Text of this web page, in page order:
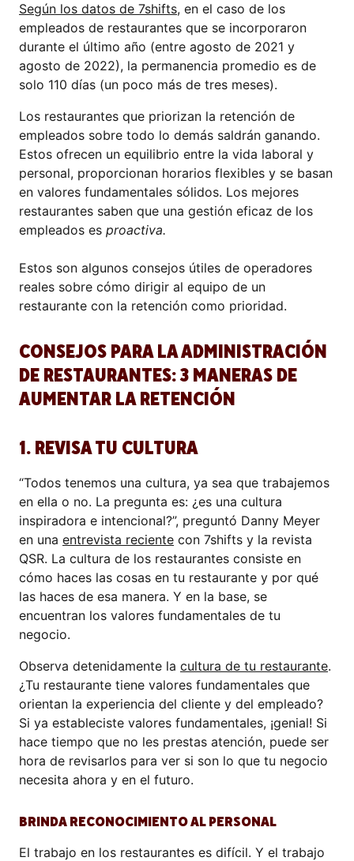
Según los datos de 7shifts, en el caso de los
empleados de restaurantes que se incorporaron
durante el último año (entre agosto de 2021 y
agosto de 2022), la permanencia promedio es de
solo 110 días (un poco más de tres meses).
Los restaurantes que priorizan la retención de
empleados sobre todo lo demás saldrán ganando.
Estos ofrecen un equilibrio entre la vida laboral y
personal, proporcionan horarios flexibles y se basan
en valores fundamentales sólidos. Los mejores
restaurantes saben que una gestión eficaz de los
empleados es proactiva.
Estos son algunos consejos útiles de operadores
reales sobre cómo dirigir al equipo de un
restaurante con la retención como prioridad.
CONSEJOS PARA LA ADMINISTRACIÓN
DE RESTAURANTES: 3 MANERAS DE
AUMENTAR LA RETENCIÓN
1. REVISA TU CULTURA
“Todos tenemos una cultura, ya sea que trabajemos
en ella o no. La pregunta es: ¿es una cultura
inspiradora e intencional?”, preguntó Danny Meyer
en una entrevista reciente con 7shifts y la revista
QSR. La cultura de los restaurantes consiste en
cómo haces las cosas en tu restaurante y por qué
las haces de esa manera. Y en la base, se
encuentran los valores fundamentales de tu
negocio.
Observa detenidamente la cultura de tu restaurante.
¿Tu restaurante tiene valores fundamentales que
orientan la experiencia del cliente y del empleado?
Si ya estableciste valores fundamentales, ¡genial! Si
hace tiempo que no les prestas atención, puede ser
hora de revisarlos para ver si son lo que tu negocio
necesita ahora y en el futuro.
BRINDA RECONOCIMIENTO AL PERSONAL
El trabajo en los restaurantes es difícil. Y el trabajo